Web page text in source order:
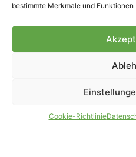
bestimmte Merkmale und
Cookie-Richtlinie